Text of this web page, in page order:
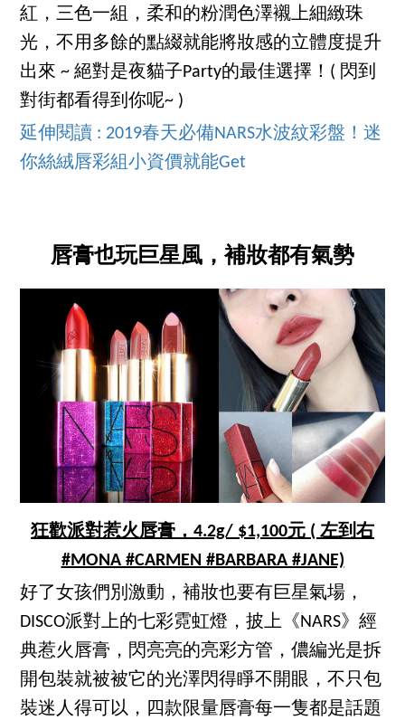
紅，三色一組，柔和的粉潤色澤襯上細緻珠
光，不用多餘的點綴就能將妝感的立體度提升
出來 ~ 絕對是夜貓子Party的最佳選擇！( 閃到
對街都看得到你呢~ )
延伸閱讀 : 2019春天必備NARS水波紋彩盤！迷
你絲絨唇彩組小資價就能Get
唇膏也玩巨星風，補妝都有氣勢
狂歡派對惹火唇膏，4.2g/ $1,100元 ( 左到右
#MONA #CARMEN #BARBARA #JANE)
好了女孩們別激動，補妝也要有巨星氣場，
DISCO派對上的七彩霓虹燈，披上《NARS》經
典惹火唇膏，閃亮亮的亮彩方管，儂編光是拆
開包裝就被被它的光澤閃得睜不開眼，不只包
裝迷人得可以，四款限量唇膏每一隻都是話題